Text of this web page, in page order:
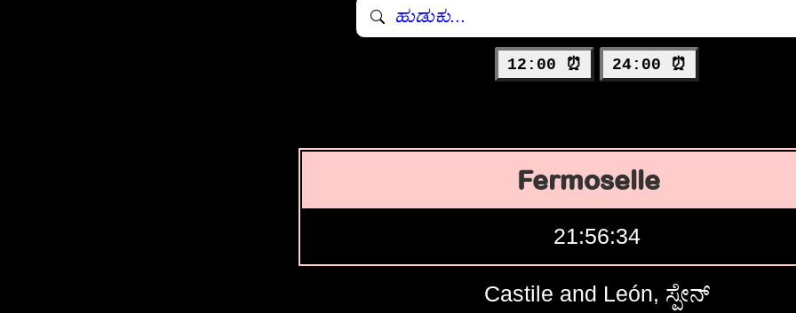
12:00 ⏰ 24:00 ⏰
Fermoselle
21:56:35
Castile and León, ಸ್ಪೇನ್